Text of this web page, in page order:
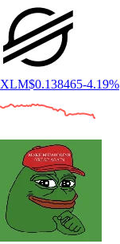
XLM$0.138465-4.19%